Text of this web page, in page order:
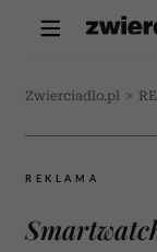
Zwierciadlo.pl >
REKLAMA